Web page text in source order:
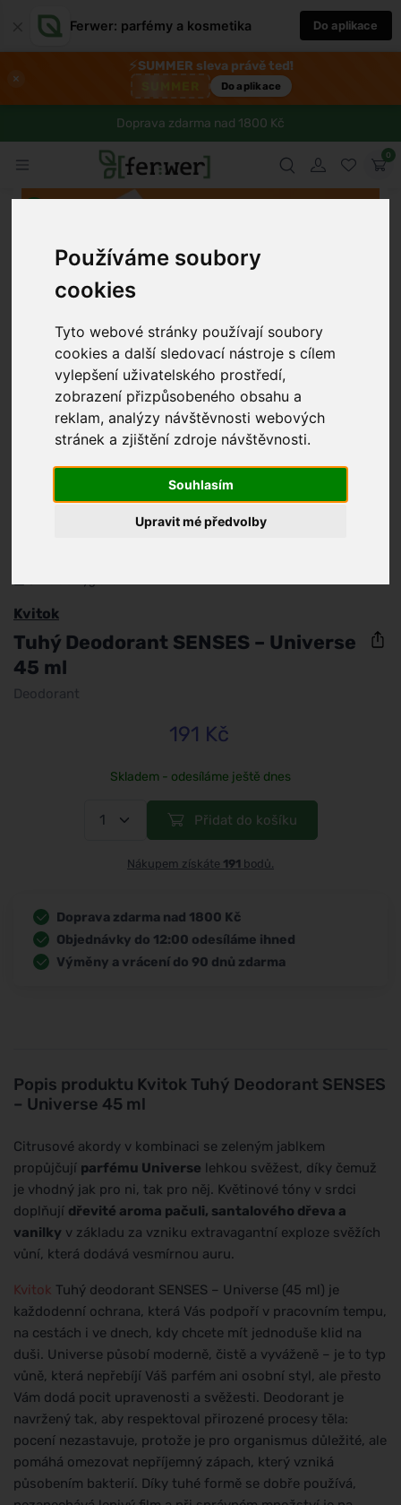
Používáme soubory
cookies
Tyto webové stránky používají soubory
cookies a další sledovací nástroje s cílem
vylepšení uživatelského prostředí,
zobrazení přizpůsobeného obsahu a
reklam, analýzy návštěvnosti webových
stránek a zjištění zdroje návštěvnosti.
Souhlasím
Upravit mé předvolby
Ferwer: parfémy a kosmetika Do aplikace
×
⚡SUMMER sleva právě teď!
Do aplikace
Doprava zdarma nad 1800 Kč
0
Popis produktu Kvitok Tuhý Deodorant SENSES
– Universe 45 ml
Citrusové akordy v kombinaci se zeleným jablkem
propůjčují parfému Universe lehkou svěžest, díky čemuž
je vhodný jak pro ni, tak pro něj. Květinové tóny v srdci
doplňují dřevité aroma pačuli, santalového dřeva a
vanilky v základu za vzniku extravagantní exploze svěžích
vůní, která dodává vesmírnou auru.
Kvitok Tuhý deodorant SENSES – Universe (45 ml) je
každodenní ochrana, která Vás podpoří v pracovním tempu,
na cestách i ve dnech, kdy chcete mít jednoduše klid na
duši. Universe působí moderně, čistě a vyváženě – je to typ
vůně, která nepřebíjí Váš parfém ani osobní styl, ale přesto
Vám dodá pocit upravenosti a svěžesti. Deodorant je
navržený tak, aby respektoval přirozené procesy těla:
pocení nezastavuje, protože je pro organismus důležité, ale
pomáhá omezovat nepříjemný zápach, který vzniká
působením bakterií. Díky tuhé formě se dobře používá,
Kvitok
Tuhý Deodorant SENSES – Universe
45 ml
Deodorant
191 Kč
Skladem - odesíláme ještě dnes
Přidat do košíku
Nákupem získáte 191 bodů.
Doprava zdarma nad 1800 Kč
Objednávky do 12:00 odesíláme ihned
Výměny a vrácení do 90 dnů zdarma